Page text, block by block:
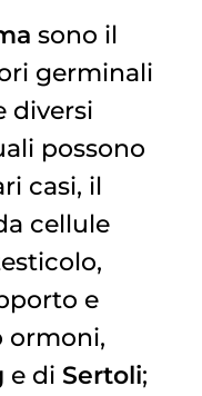
sono il
germinali
diversi
possono
casi, il
cellule
e
ormoni,
e di Sertoli;